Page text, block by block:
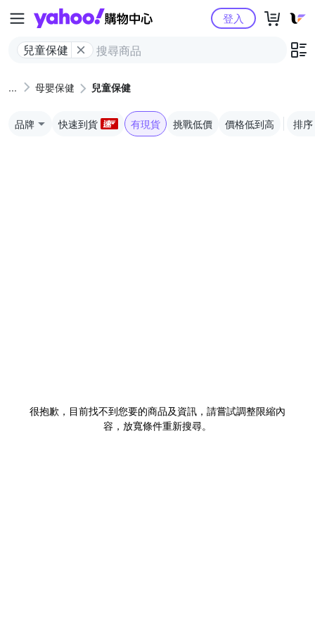
Yahoo購物中心
兒童保健
登入
母嬰保健 兒童保健
品牌 快速到貨 有現貨 挑戰低價 價格低到高 排序
很抱歉，目前找不到您要的商品及資訊，請嘗試調整限縮內
容，放寬條件重新搜尋。